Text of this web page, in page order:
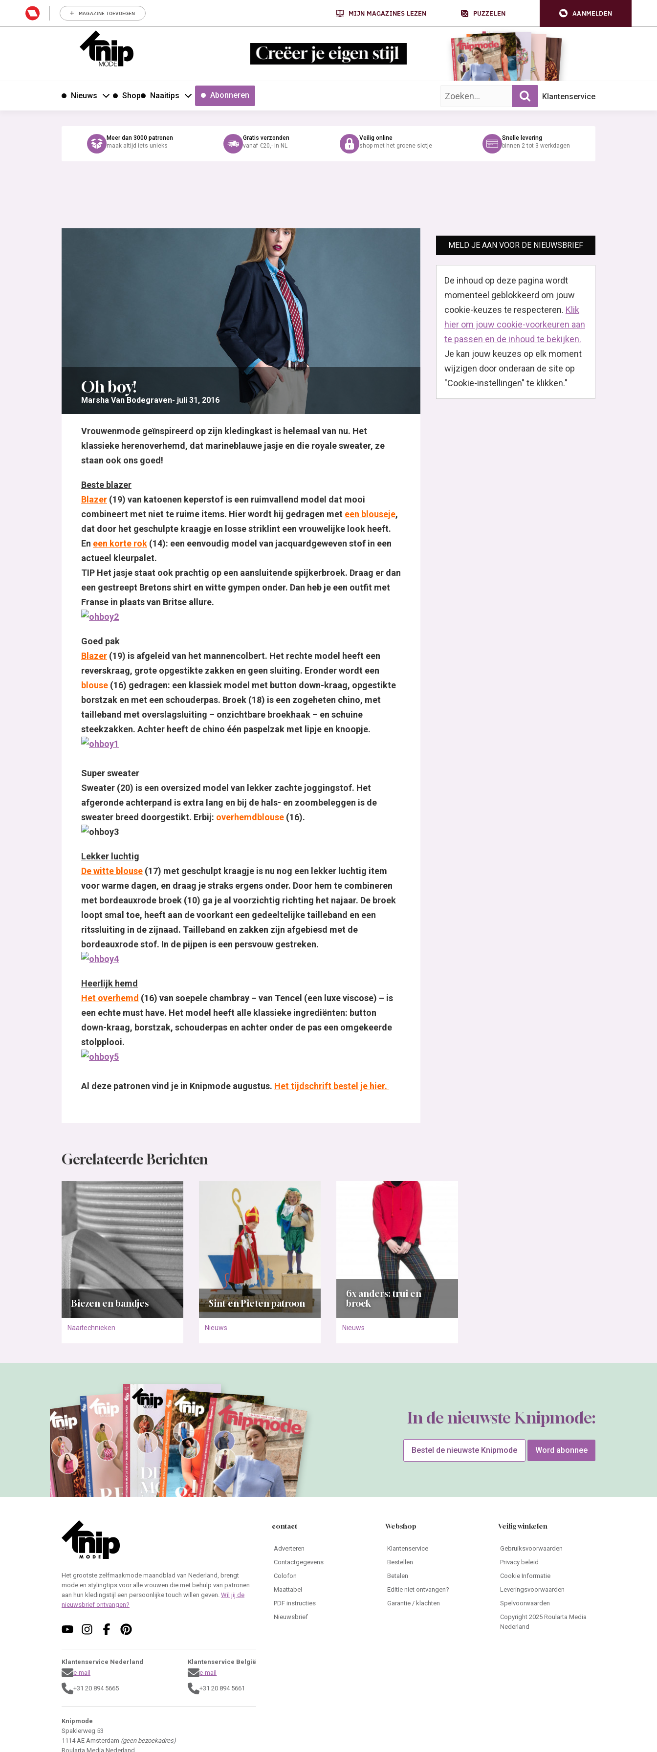
MAGAZINE TOEVOEGEN MIJN MAGAZINES LEZEN PUZZELEN AANMELDEN
Nieuws Shop Naaitips Abonneren Zoek op trefwoord: Klantenservice
Meer dan 3000 patronen
maak altijd iets unieks
Gratis verzonden
vanaf €20,- in NL
Veilig online
shop met het groene slotje
Snelle levering
binnen 2 tot 3 werkdagen
Oh boy!
Marsha Van Bodegraven juli 31, 2016
Vrouwenmode geïnspireerd op zijn kledingkast is helemaal van nu. Het
klassieke herenoverhemd, dat marineblauwe jasje en die royale sweater, ze
staan ook ons goed!
Beste blazer
Blazer (19) van katoenen keperstof is een ruimvallend model dat mooi
combineert met niet te ruime items. Hier wordt hij gedragen met een blouseje,
dat door het geschulpte kraagje en losse striklint een vrouwelijke look heeft.
En een korte rok (14): een eenvoudig model van jacquardgeweven stof in een
actueel kleurpalet.
TIP Het jasje staat ook prachtig op een aansluitende spijkerbroek. Draag er dan
een gestreept Bretons shirt en witte gympen onder. Dan heb je een outfit met
Franse in plaats van Britse allure.
Goed pak
Blazer (19) is afgeleid van het mannencolbert. Het rechte model heeft een
reverskraag, grote opgestikte zakken en geen sluiting. Eronder wordt een
blouse (16) gedragen: een klassiek model met button down-kraag, opgestikte
borstzak en met een schouderpas. Broek (18) is een zogeheten chino, met
tailleband met overslagsluiting – onzichtbare broekhaak – en schuine
steekzakken. Achter heeft de chino één paspelzak met lipje en knoopje.
Super sweater
Sweater (20) is een oversized model van lekker zachte joggingstof. Het
afgeronde achterpand is extra lang en bij de hals- en zoombeleggen is de
sweater breed doorgestikt. Erbij: overhemdblouse (16).
Lekker luchtig
De witte blouse (17) met geschulpt kraagje is nu nog een lekker luchtig item
voor warme dagen, en draag je straks ergens onder. Door hem te combineren
met bordeauxrode broek (10) ga je al voorzichtig richting het najaar. De broek
loopt smal toe, heeft aan de voorkant een gedeeltelijke tailleband en een
ritssluiting in de zijnaad. Tailleband en zakken zijn afgebiesd met de
bordeauxrode stof. In de pijpen is een persvouw gestreken.
Heerlijk hemd
Het overhemd (16) van soepele chambray – van Tencel (een luxe viscose) – is
een echte must have. Het model heeft alle klassieke ingrediënten: button
down-kraag, borstzak, schouderpas en achter onder de pas een omgekeerde
stolpplooi.
Al deze patronen vind je in Knipmode augustus. Het tijdschrift bestel je hier.
MELD JE AAN VOOR DE NIEUWSBRIEF
De inhoud op deze pagina wordt
momenteel geblokkeerd om jouw
cookie-keuzes te respecteren. Klik
hier om jouw cookie-voorkeuren aan
te passen en de inhoud te bekijken.
Je kan jouw keuzes op elk moment
wijzigen door onderaan de site op
"Cookie-instellingen" te klikken."
Gerelateerde Berichten
Biezen en bandjes
Naaitechnieken
Sint en Pieten patroon
Nieuws
6x anders: trui en
broek
Nieuws
In de nieuwste Knipmode:
Bestel de nieuwste Knipmode Word abonnee
Het grootste zelfmaakmode maandblad van Nederland, brengt
mode en stylingtips voor alle vrouwen die met behulp van patronen
aan hun kledingstijl een persoonlijke touch willen geven. Wil jij de
nieuwsbrief ontvangen?
Klantenservice Nederland
e-mail
+31 20 894 5665
Klantenservice België
e-mail
+31 20 894 5661
Knipmode
Spaklerweg 53
1114 AE Amsterdam (geen bezoekadres)
Roularta Media Nederland
contact
Adverteren
Contactgegevens
Colofon
Maattabel
PDF instructies
Nieuwsbrief
Webshop
Klantenservice
Bestellen
Betalen
Editie niet ontvangen?
Garantie / klachten
Veilig winkelen
Gebruiksvoorwaarden
Privacy beleid
Cookie Informatie
Leveringsvoorwaarden
Spelvoorwaarden
Copyright 2025 Roularta Media
Nederland